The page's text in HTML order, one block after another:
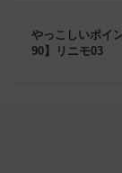
やっこしいポイ
90】リニモ03